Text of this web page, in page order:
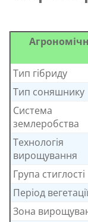
Тип гібриду
Тип соняшнику
Система
землеробства
Технологія
вирощування
Група стиглості
Період вегетації
Зона